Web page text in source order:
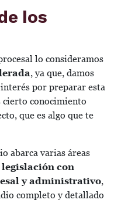
los
lo consideramos
, ya que, damos
por preparar esta
cierto conocimiento
que es algo que te
abarca varias áreas
con
y administrativo,
completo y detallado